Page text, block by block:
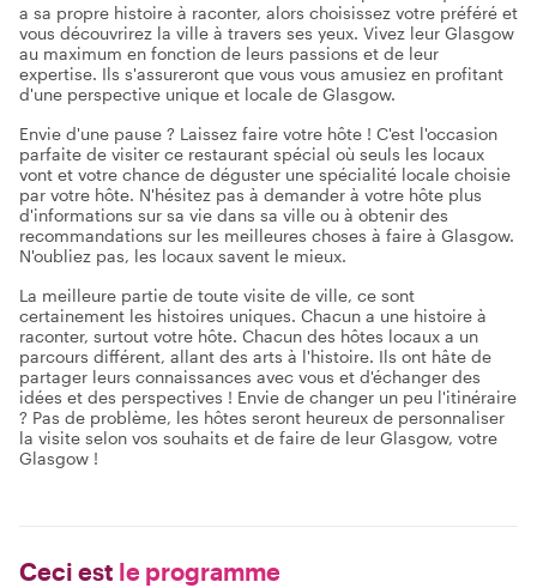
a sa propre histoire à raconter, alors choisissez votre préféré et
vous découvrirez la ville à travers ses yeux. Vivez leur Glasgow
au maximum en fonction de leurs passions et de leur
expertise. Ils s'assureront que vous vous amusiez en profitant
d'une perspective unique et locale de Glasgow.
Envie d'une pause ? Laissez faire votre hôte ! C'est l'occasion
parfaite de visiter ce restaurant spécial où seuls les locaux
vont et votre chance de déguster une spécialité locale choisie
par votre hôte. N'hésitez pas à demander à votre hôte plus
d'informations sur sa vie dans sa ville ou à obtenir des
recommandations sur les meilleures choses à faire à Glasgow.
N'oubliez pas, les locaux savent le mieux.
La meilleure partie de toute visite de ville, ce sont
certainement les histoires uniques. Chacun a une histoire à
raconter, surtout votre hôte. Chacun des hôtes locaux a un
parcours différent, allant des arts à l'histoire. Ils ont hâte de
partager leurs connaissances avec vous et d'échanger des
idées et des perspectives ! Envie de changer un peu l'itinéraire
? Pas de problème, les hôtes seront heureux de personnaliser
la visite selon vos souhaits et de faire de leur Glasgow, votre
Glasgow !
Ceci est le programme